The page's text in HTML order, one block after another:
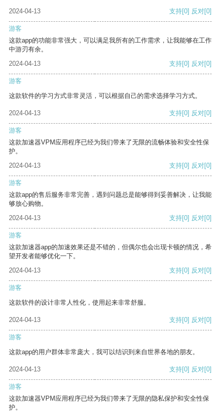
2024-04-13 支持[0] 反对[0]
游客
这款app的功能非常强大，可以满足我所有的工作需求，让我能够在工作
中游刃有余。
2024-04-13
支持[0] 反对[0]
游客
这款软件的学习方式非常灵活，可以根据自己的需求选择学习方式。
2024-04-13 支持[0] 反对[0]
游客
这款加速器VPM应用程序已经为我们带来了无限的流畅体验和安全性保
护。
2024-04-13
支持[0] 反对[0]
游客
这款app的售后服务非常完善，遇到问题总是能够得到妥善解决，让我能
够放心购物。
2024-04-13
支持[0] 反对[0]
游客
这款加速器app的加速效果还是不错的，但偶尔也会出现卡顿的情况，希
望开发者能够优化一下。
2024-04-13
支持[0] 反对[0]
游客
这款软件的设计非常人性化，使用起来非常舒服。
2024-04-13 支持[0] 反对[0]
游客
这款app的用户群体非常庞大，我可以结识到来自世界各地的朋友。
2024-04-13 支持[0] 反对[0]
游客
这款加速器VPM应用程序已经为我们带来了无限的隐私保护和安全性保
护。